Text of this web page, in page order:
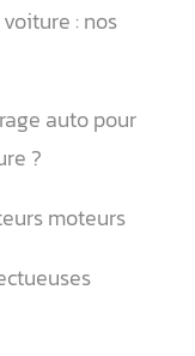
: nos
auto pour
?
moteurs